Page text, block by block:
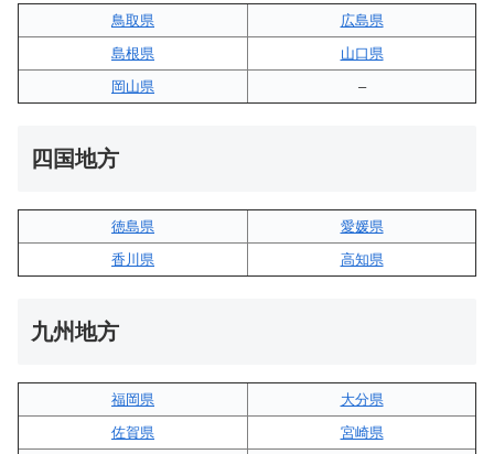
鳥取県
広島県
島根県
山口県
岡山県
–
四国地方
徳島県
愛媛県
香川県
高知県
九州地方
福岡県
大分県
佐賀県
宮崎県